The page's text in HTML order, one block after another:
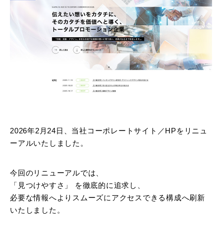
- 高精細印刷
- アクセス
- CSR活動
- ぎぞらーず
- デザイン
- 販促グッズ
- 高精細印刷
- 工場見学のお問い合わせ
- 採用お問い合わせ
- 資料ダウンロードTOP
お知らせ
ブログ（印刷マニアック）
工場見学
蔦重プロジェクト
サイトマップ
2026年2月24日、当社コーポレートサイト／HPをリニュ
ーアルいたしました。
今回のリニューアルでは、
「見つけやすさ」 を徹底的に追求し、
必要な情報へよりスムーズにアクセスできる構成へ刷新
いたしました。